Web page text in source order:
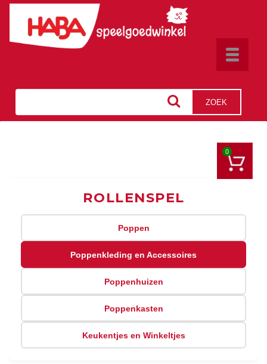
Toggle
ZOEK
0
ROLLENSPEL
Poppen
Poppenkleding en Accessoires
Poppenhuizen
Poppenkasten
Keukentjes en Winkeltjes